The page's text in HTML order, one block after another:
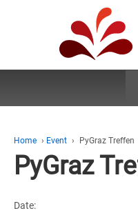
Home › Event › PyGraz Treffen
PyGraz
Date: